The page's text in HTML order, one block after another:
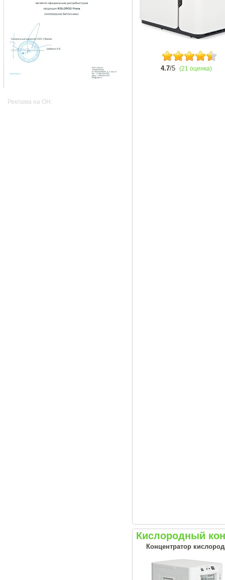
Реклама на OH:
4.7/5 (21 оценка)
Кислородный
Концентратор